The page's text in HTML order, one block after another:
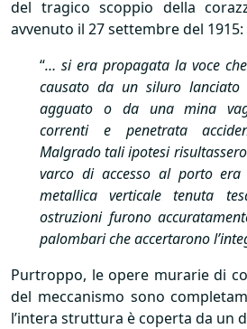
del tragico scoppio della
avvenuto il 27 settembre del 1915:
“… si era propagata la voce
causato da un siluro
agguato o da una mina
correnti e penetrata
Malgrado tali ipotesi
varco di accesso al porto
metallica verticale tenuta
ostruzioni furono
palombari che accertarono
Purtroppo, le opere murarie di
del meccanismo sono
l’intera struttura è coperta da un